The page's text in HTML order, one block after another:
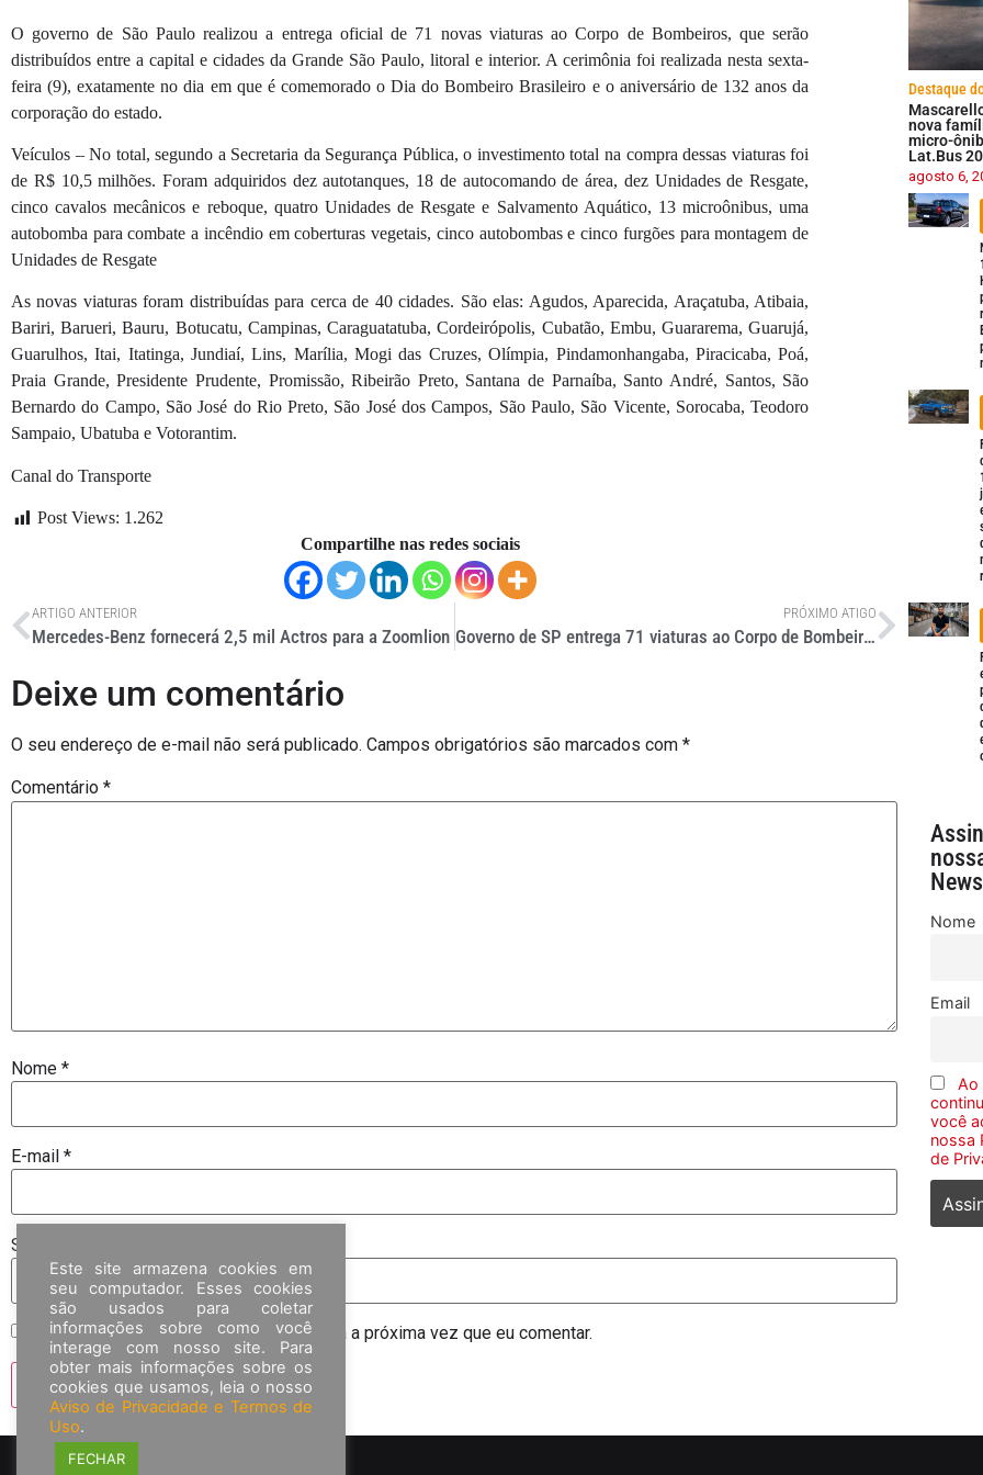
O governo de São Paulo realizou a entrega oficial de 71 novas viaturas ao Corpo de Bombeiros, que serão
distribuídos entre a capital e cidades da Grande São Paulo, litoral e interior. A cerimônia foi realizada nesta sexta-
feira (9), exatamente no dia em que é comemorado o Dia do Bombeiro Brasileiro e o aniversário de 132 anos da
corporação do estado.
Veículos – No total, segundo a Secretaria da Segurança Pública, o investimento total na compra dessas viaturas foi
de R$ 10,5 milhões. Foram adquiridos dez autotanques, 18 de autocomando de área, dez Unidades de Resgate,
cinco cavalos mecânicos e reboque, quatro Unidades de Resgate e Salvamento Aquático, 13 microônibus, uma
autobomba para combate a incêndio em coberturas vegetais, cinco autobombas e cinco furgões para montagem de
Unidades de Resgate
As novas viaturas foram distribuídas para cerca de 40 cidades. São elas: Agudos, Aparecida, Araçatuba, Atibaia,
Bariri, Barueri, Bauru, Botucatu, Campinas, Caraguatatuba, Cordeirópolis, Cubatão, Embu, Guararema, Guarujá,
Guarulhos, Itai, Itatinga, Jundiaí, Lins, Marília, Mogi das Cruzes, Olímpia, Pindamonhangaba, Piracicaba, Poá,
Praia Grande, Presidente Prudente, Promissão, Ribeirão Preto, Santana de Parnaíba, Santo André, Santos, São
Bernardo do Campo, São José do Rio Preto, São José dos Campos, São Paulo, São Vicente, Sorocaba, Teodoro
Sampaio, Ubatuba e Votorantim.
Canal do Transporte
Post Views: 1.262
Compartilhe nas redes sociais
ARTIGO ANTERIOR
Mercedes-Benz fornecerá 2,5 mil Actros para a Zoomlion
PRÓXIMO ATIGO
Governo de SP entrega 71 viaturas ao Corpo de Bombeiros
Deixe um comentário
O seu endereço de e-mail não será publicado. Campos obrigatórios são marcados com *
Comentário *
Nome *
E-mail *
Site
Salvar meus dados neste navegador para a próxima vez que eu comentar.
Destaque
nova
micro-
Lat.Bus
agosto 6,
Nome
Email
Ao
você
nossa
de
Este site armazena cookies em
seu computador. Esses cookies
são usados para coletar
informações sobre como você
interage com nosso site. Para
obter mais informações sobre os
cookies que usamos, leia o nosso
Aviso de Privacidade e Termos de
Uso.
FECHAR